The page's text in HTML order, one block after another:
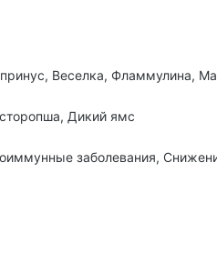
Веселка, Фламмулина,
Дикий ямс
заболевания,